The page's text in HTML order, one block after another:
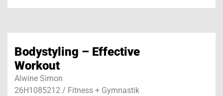
Bodystyling – Effective
Workout
Alwine Simon
26H1085212 / Fitness + Gymnastik